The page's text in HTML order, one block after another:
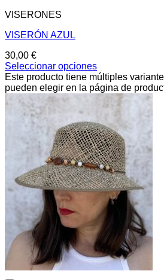
VISERONES
VISERÓN AZUL
30,00 €
Seleccionar opciones
Este producto tiene múltiples
pueden elegir en la página de